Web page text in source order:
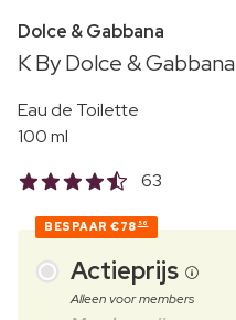
Dolce & Gabbana
K By Dolce & Gabbana
Eau de Toilette
100 ml
63
BESPAAR €78 56
Actieprijs
Alleen voor members